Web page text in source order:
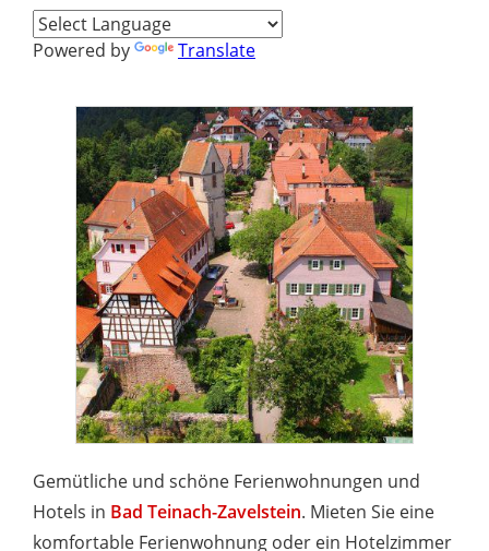
Powered by Translate
Gemütliche und schöne Ferienwohnungen und
Hotels in Bad Teinach-Zavelstein. Mieten Sie eine
komfortable Ferienwohnung oder ein Hotelzimmer